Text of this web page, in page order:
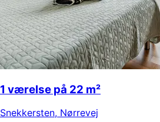
1 værelse på 22 m²
Snekkersten, Nørrevej